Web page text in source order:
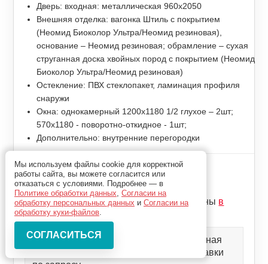
Дверь: входная: металлическая 960x2050
Внешняя отделка: вагонка Штиль с покрытием
(Неомид Биоколор Ультра/Неомид резиновая),
основание – Неомид резиновая; обрамление – сухая
струганная доска хвойных пород с покрытием (Неомид
Биоколор Ультра/Неомид резиновая)
Остекление: ПВХ стеклопакет, ламинация профиля
снаружи
Окна: однокамерный 1200x1180 1/2 глухое – 2шт;
570x1180 - поворотно-откидное - 1шт;
Дополнительно: внутренние перегородки
Цена комплекта
1 023 000р
Цены может измениться, актуальные цены в
калькуляторе
Комплектации могут меняться, актуальная
цена может варьироваться. Цена доставки
Мы используем файлы cookie для корректной
работы сайта, вы можете согласится или
отказаться с условиями. Подробнее — в
Политике обработки данных, Согласии на
обработку персональных данных и Согласии на
обработку куки-файлов.